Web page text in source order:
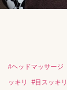
#ヘッドマッサージ
ッキリ #目スッキリ